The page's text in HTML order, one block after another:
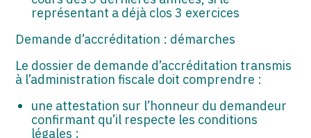
représentant a déjà clos 3 exercices
Demande d’accréditation : démarches
Le dossier de demande d’accréditation transmis
à l’administration fiscale doit comprendre :
une attestation sur l’honneur du demandeur
confirmant qu’il respecte les conditions
légales ;